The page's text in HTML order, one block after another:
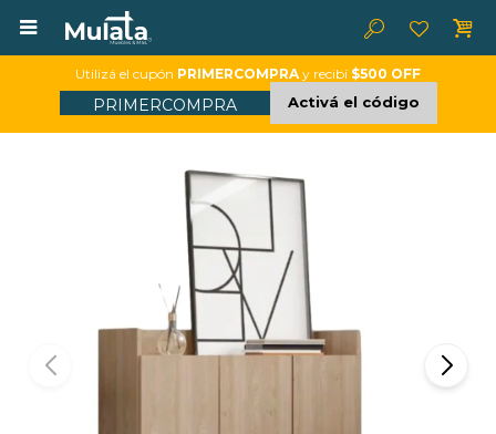

Utilizá el cupón PRIMERCOMPRA y recibí $500 OFF
PRIMERCOMPRA Activá el código